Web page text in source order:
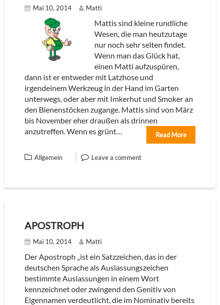
Mai 10, 2014 Matti
Mattis sind kleine rundliche
Wesen, die man heutzutage
nur noch sehr selten findet.
Wenn man das Glück hat,
einen Matti aufzuspüren,
dann ist er entweder mit Latzhose und
irgendeinem Werkzeug in der Hand im Garten
unterwegs, oder aber mit Imkerhut und Smoker an
den Bienenstöcken zugange. Mattis sind von März
bis November eher draußen als drinnen
anzutreffen. Wenn es grünt…
Read More
Allgemein Leave a comment
APOSTROPH
Mai 10, 2014 Matti
Der Apostroph „ist ein Satzzeichen, das in der
deutschen Sprache als Auslassungszeichen
bestimmte Auslassungen in einem Wort
kennzeichnet oder zwingend den Genitiv von
Eigennamen verdeutlicht, die im Nominativ bereits